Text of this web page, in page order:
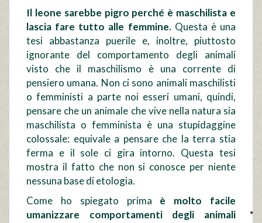
Il leone sarebbe pigro perché è maschilista e
lascia fare tutto alle femmine.Questa è una
tesi abbastanza puerile e, inoltre, piuttosto
ignorante del comportamento degli animali
visto che il maschilismo è una corrente di
pensiero umana. Non ci sono animali maschilisti
o femministi a parte noi esseri umani, quindi,
pensare che un animale che vive nella natura sia
maschilista o femminista è una stupidaggine
colossale: equivale a pensare che la terra stia
ferma e il sole ci gira intorno. Questa tesi
mostra il fatto che non si conosce per niente
nessuna base di etologia.
Come ho spiegato prima è molto facile
umanizzare comportamenti degli animali